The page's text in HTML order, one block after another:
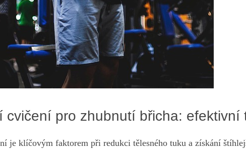
cvičení pro zhubnutí břicha: efektivní
je klíčovým faktorem při redukci tělesného tuku a získání